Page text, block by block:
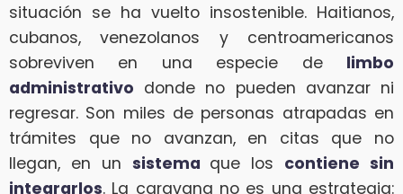
situación se ha vuelto insostenible. Haitianos,
cubanos, venezolanos y centroamericanos
sobreviven en una especie de limbo
administrativo donde no pueden avanzar ni
regresar. Son miles de personas atrapadas en
trámites que no avanzan, en citas que no
llegan, en un sistema que los contiene sin
integrarlos. La caravana no es una estrategia: